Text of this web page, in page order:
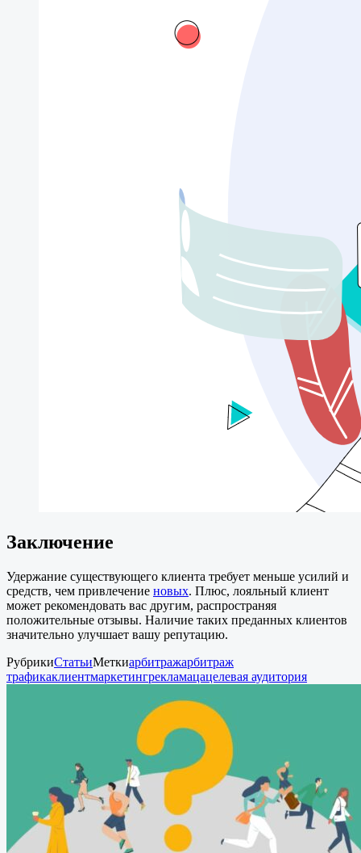
Заключение
Удержание существующего клиента требует меньше усилий и
средств, чем привлечение новых. Плюс, лояльный клиент
может рекомендовать вас другим, распространяя
положительные отзывы. Наличие таких преданных клиентов
значительно улучшает вашу репутацию.
РубрикиСтатьиМеткиарбитражарбитраж
трафикаклиентмаркетингрекламацацелевая аудитория